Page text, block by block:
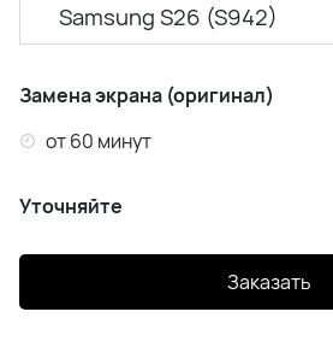
Ремонт Realme
Ремонт Huawei
Ремонт Honor
Ремонт Infinix
Samsung A53 (A536)
Samsung A55 (A556)
Samsung A56 (A566)
Samsung S26 (S942)
Замена экрана (оригинал)
от 60 минут
Уточняйте
Заказать